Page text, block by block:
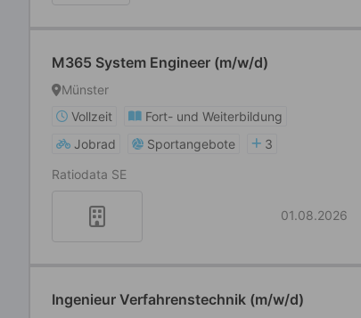
M365 System Engineer (m/w/d)
Münster
Vollzeit
Fort- und Weiterbildung
Jobrad
Sportangebote
3
Ratiodata SE
01.08.2026
Ingenieur Verfahrenstechnik (m/w/d)